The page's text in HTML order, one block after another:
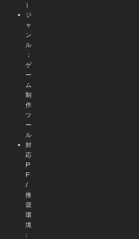
）
ジ
ャ
ン
ル
：
ゲ
ー
ム
制
作
ツ
ー
ル
対
応
P
F
/
推
奨
環
境
: